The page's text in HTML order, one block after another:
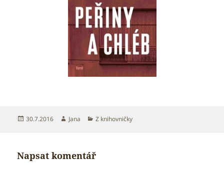
Publikováno:
30.7.2016 Autor:
Jana Rubriky:
Z knihovničky
Napsat komentář